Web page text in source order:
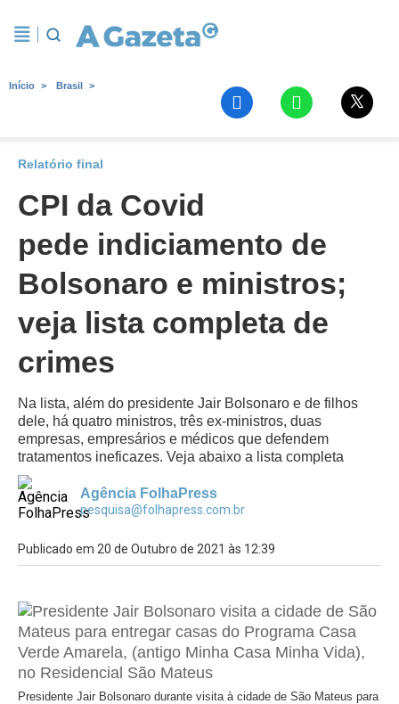
Início Brasil
Relatório final
CPI da Covid
pede indiciamento de
Bolsonaro e ministros;
veja lista completa de
crimes
Na lista, além do presidente Jair Bolsonaro e de filhos
dele, há quatro ministros, três ex-ministros, duas
empresas, empresários e médicos que defendem
tratamentos ineficazes. Veja abaixo a lista completa
Agência FolhaPress
pesquisa@folhapress.com.br
Publicado em 20 de Outubro de 2021 às 12:39
Presidente Jair Bolsonaro durante visita à cidade de São Mateus para